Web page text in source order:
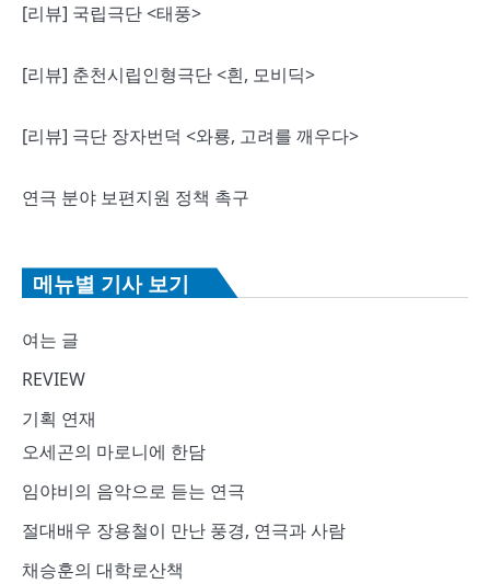
션
[리뷰] 국립극단 <태풍>
[리뷰] 춘천시립인형극단 <흰, 모비딕>
[리뷰] 극단 장자번덕 <와룡, 고려를 깨우다>
연극 분야 보편지원 정책 촉구
메뉴별 기사 보기
여는 글
REVIEW
기획 연재
오세곤의 마로니에 한담
임야비의 음악으로 듣는 연극
절대배우 장용철이 만난 풍경, 연극과 사람
채승훈의 대학로산책